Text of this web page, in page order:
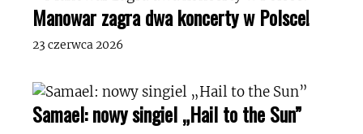
Manowar zagra dwa koncerty w Polsce!
23 czerwca 2026
Samael: nowy singiel „Hail to the Sun”